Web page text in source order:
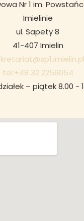
Nr 1 im.
Imielinie
ul. Sapety 8
41-407 Imielin
tel:+48 32 2256054
– piątek 8.00 -